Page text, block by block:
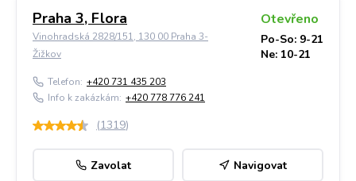
Praha 3, Flora
Vinohradská 2828/151, 130 00 Praha 3-
Žižkov
Otevřeno
Po-So: 9-21
Ne: 10-21
Telefon: +420 731 435 203
Info k zakázkám: +420 778 776 241
(1319)
Zavolat Navigovat